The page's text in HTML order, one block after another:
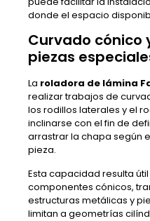
donde el espacio
Curvado cónico
piezas
La roladora de lámina
realizar trabajos de
los rodillos laterales y el
inclinarse con el fin de
arrastrar la chapa según
pieza.
Esta capacidad resulta
componentes cónicos,
estructuras metálicas y
limitan a geometrías